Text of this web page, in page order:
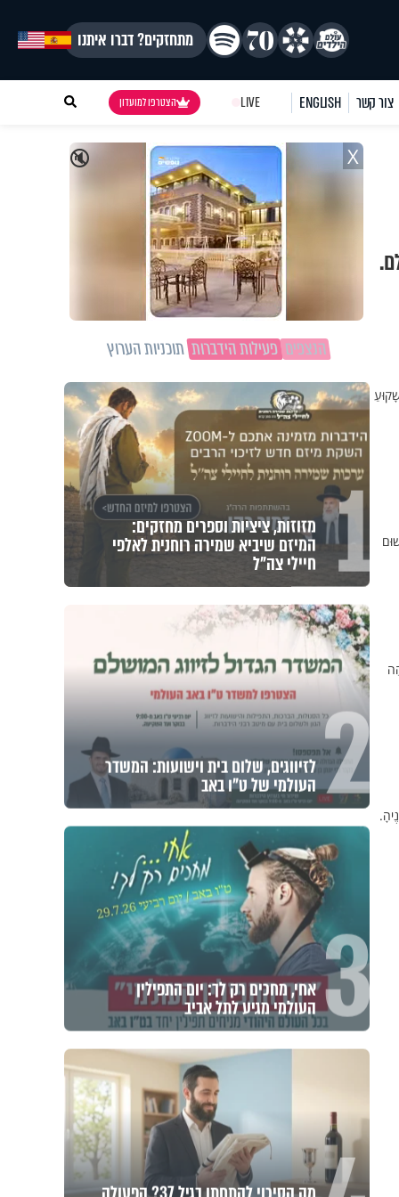
מתחזקים? דברו איתנו
צור קשר ENGLISH
LIVE הצטרפו למועדון
🔇 X
הנצפים פעילות הידברותתוכניות הערוץ
1 מזוזות, ציציות וספרים מחזקים:
המיזם שיביא שמירה רוחנית לאלפי
חיילי צה"ל
2 לזיווגים, שלום בית וישועות: המשדר
העולמי של ט"ו באב
3 אחי, מחכים רק לך: יום התפילין
העולמי מגיע לתל אביב
מה הסיכוי להתחתן בגיל 37? הפעולה